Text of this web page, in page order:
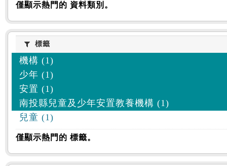
僅顯示熱門的 資料類別。
標籤標籤
機構 (1)
少年 (1)
安置 (1)
南投縣兒童及少年安置教養機構 (1)
兒童 (1)
僅顯示熱門的 標籤。